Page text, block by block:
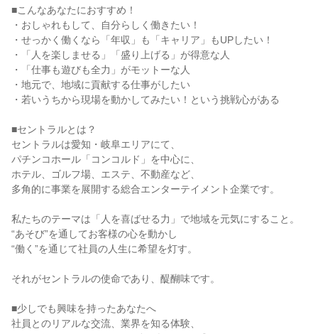
■こんなあなたにおすすめ！
・おしゃれもして、自分らしく働きたい！
・せっかく働くなら「年収」も「キャリア」もUPしたい！
・「人を楽しませる」「盛り上げる」が得意な人
・「仕事も遊びも全力」がモットーな人
・地元で、地域に貢献する仕事がしたい
・若いうちから現場を動かしてみたい！という挑戦心がある
■セントラルとは？
セントラルは愛知・岐阜エリアにて、
パチンコホール「コンコルド」を中心に、
ホテル、ゴルフ場、エステ、不動産など、
多角的に事業を展開する総合エンターテイメント企業です。
私たちのテーマは「人を喜ばせる力」で地域を元気にすること。
“あそび”を通してお客様の心を動かし
“働く”を通じて社員の人生に希望を灯す。
それがセントラルの使命であり、醍醐味です。
■少しでも興味を持ったあなたへ
社員とのリアルな交流、業界を知る体験、